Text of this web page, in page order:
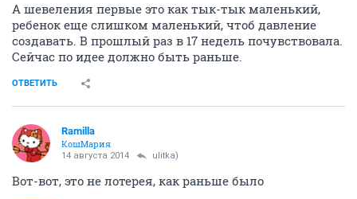
А шевеления первые это как тык-тык маленький,
ребенок еще слишком маленький, чтоб давление
создавать. В прошлый раз в 17 недель почувствовала.
Сейчас по идее должно быть раньше.
ОТВЕТИТЬ
Ramilla
КошМария
14 августа 2014 ulitka)
Вот-вот, это не лотерея, как раньше было